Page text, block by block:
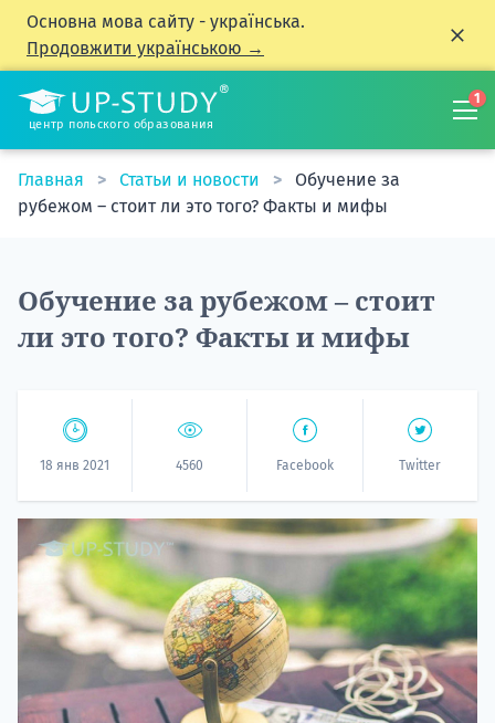
Основна мова сайту - українська.
Продовжити українською →
центр польского образования
1
Главная Статьи и новости
Обучение за
рубежом – стоит ли это того? Факты и мифы
Обучение за рубежом – стоит
ли это того? Факты и мифы
18 янв 2021 4560 Facebook Twitter